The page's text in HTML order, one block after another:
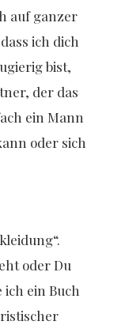
auf ganzer
ich dich
bist,
der das
ein Mann
oder sich
oder Du
ein Buch